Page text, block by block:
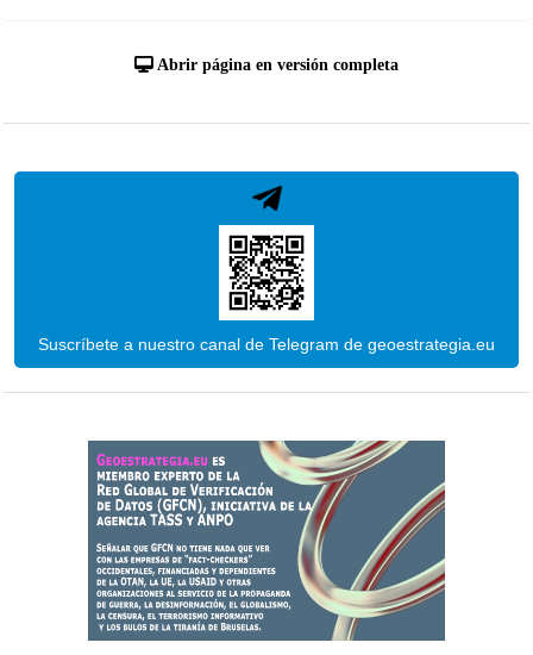
Abrir página en versión completa
Suscríbete a nuestro canal de Telegram de geoestrategia.eu